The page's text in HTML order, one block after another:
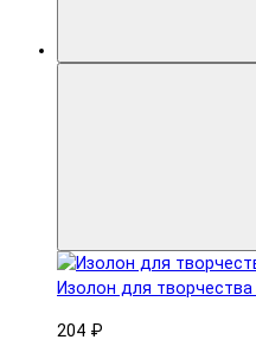
Изолон для
204 ₽